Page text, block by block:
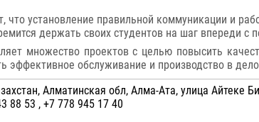
что установление правильной коммуникации и
держать своих студентов на шаг впереди
множество проектов с целью повысить
эффективное обслуживание и производство в
Алматинская обл, Алма-Ата, улица Айтеке
88 53 , +7 778 945 17 40